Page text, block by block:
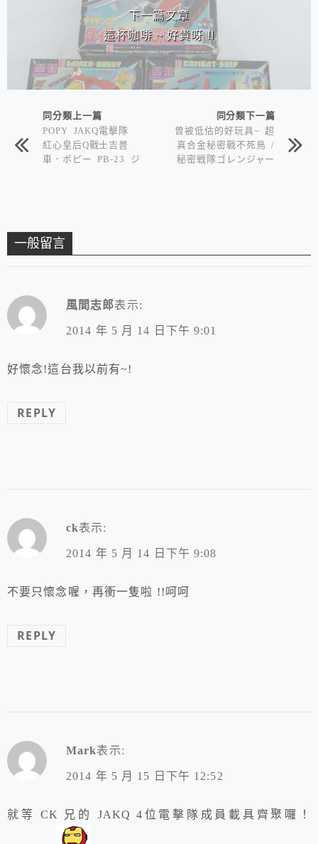
下一篇文章
這杯咖啡 ~ 好貴呀 !!
同分類上一篇
POPY JAKQ電擊隊
紅心皇后Q戰士吉普
車．ポピー PB-23 ジ
同分類下一篇
曾被低估的好玩具~ 超
真合金秘密戰不死鳥 /
秘密戦隊ゴレンジャー
一般留言
風間志郎表示:
2014 年 5 月 14 日下午 9:01
好懷念!這台我以前有~!
REPLY
ck表示:
2014 年 5 月 14 日下午 9:08
不要只懷念喔，再衝一隻啦 !!呵呵
REPLY
Mark表示:
2014 年 5 月 15 日下午 12:52
就等 CK 兄的 JAKQ 4位電擊隊成員載具齊聚囉！